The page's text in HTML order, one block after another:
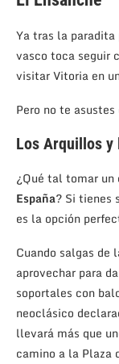
Ya tras la
vasco toca seguir
visitar Vitoria en
Pero no te
Los Arquillos y
¿Qué tal tomar
España? Si tienes
es la opción
Cuando salgas de
aprovechar para
soportales con
neoclásico
llevará más que
camino a la Plaza